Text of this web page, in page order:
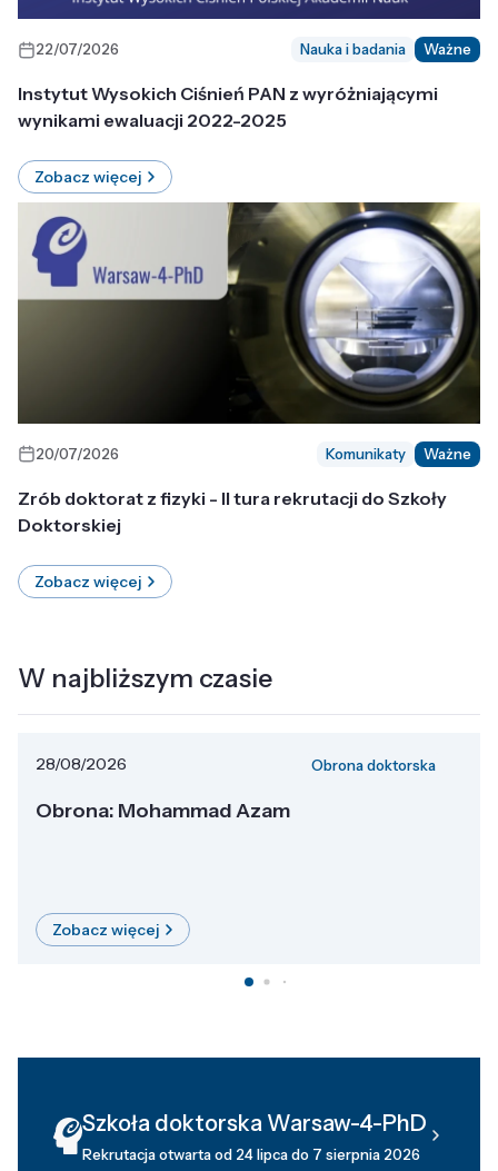
22/07/2026 Nauka i badania Ważne
Instytut Wysokich Ciśnień PAN z wyróżniającymi
wynikami ewaluacji 2022-2025
Zobacz więcej
20/07/2026 Komunikaty Ważne
Zrób doktorat z fizyki - II tura rekrutacji do Szkoły
Doktorskiej
Zobacz więcej
W najbliższym czasie
28/08/2026 Obrona doktorska
Obrona: Mohammad Azam
Zobacz więcej
Szkoła doktorska Warsaw-4-PhD
Rekrutacja otwarta od 24 lipca do 7 sierpnia 2026